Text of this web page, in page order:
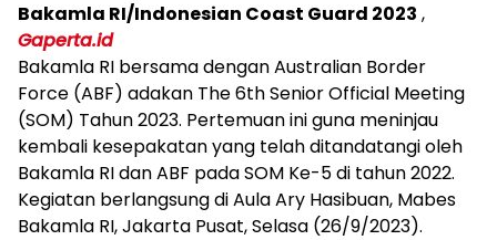
Bakamla RI/Indonesian Coast Guard 2023 ,
Gaperta.id
Bakamla RI bersama dengan Australian Border
Force (ABF) adakan The 6th Senior Official Meeting
(SOM) Tahun 2023. Pertemuan ini guna meninjau
kembali kesepakatan yang telah ditandatangi oleh
Bakamla RI dan ABF pada SOM Ke-5 di tahun 2022.
Kegiatan berlangsung di Aula Ary Hasibuan, Mabes
Bakamla RI, Jakarta Pusat, Selasa (26/9/2023).